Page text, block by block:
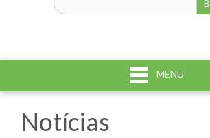
MENU
Notícias